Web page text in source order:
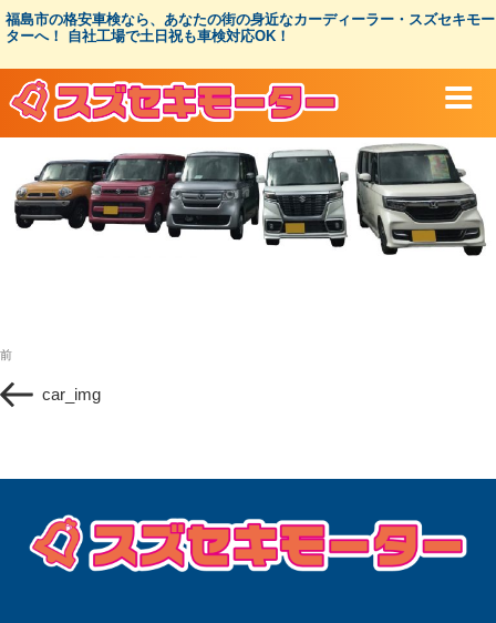
コ
ン
ツ
ッ
プ
福島市の格安車検なら、あなたの街の身近なカーディーラー・スズセキモー
ターへ！ 自社工場で土日祝も車検対応OK！
稿
ナ
ビ
シ
過
の
前
car_img